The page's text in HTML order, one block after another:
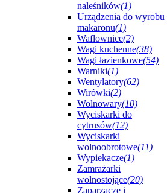
naleśników(1)
Urządzenia do wyrobu
makaronu(1)
Waflownice(2)
Wagi kuchenne(38)
Wagi łazienkowe(54)
Warniki(1)
Wentylatory(62)
Wirówki(2)
Wolnowary(10)
Wyciskarki do
cytrusów(12)
Wyciskarki
wolnoobrotowe(11)
Wypiekacze(1)
Zamrażarki
wolnostojące(20)
Zaparzacze i